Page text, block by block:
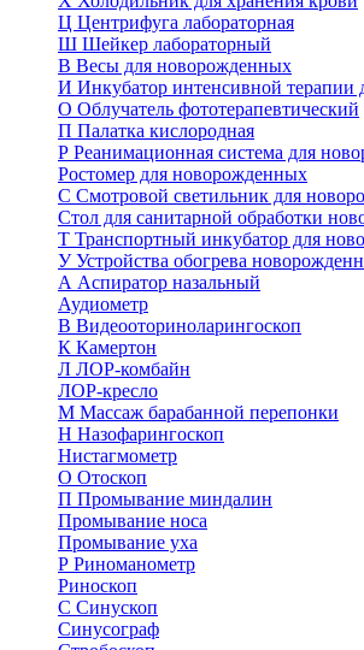
Ц Центрифуга лабораторная
Ш Шейкер лабораторный
В Весы для новорожденных
И Инкубатор интенсивной
О Облучатель фототерапевтический
П Палатка кислородная
Р Реанимационная система для
Ростомер для новорожденных
С Смотровой светильник для
Стол для санитарной обработки
Т Транспортный инкубатор для
УУстройства обогрева
А Аспиратор назальный
Аудиометр
В Видеооториноларингоскоп
К Камертон
Л ЛОР-комбайн
ЛОР-кресло
М Массаж барабанной перепонки
Н Назофарингоскоп
Нистагмометр
О Отоскоп
П Промывание миндалин
Промывание носа
Промывание уха
Р Риноманометр
Риноскоп
С Синускоп
Синусограф